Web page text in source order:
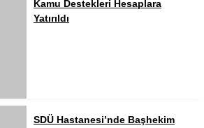
Kamu Destekleri Hesaplara
Yatırıldı
SDÜ Hastanesi’nde Başhekim